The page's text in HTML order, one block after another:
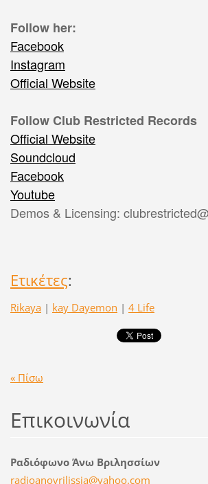
Follow her:
Facebook
Instagram
Official Website
Follow Club Restricted Records
Official Website
Soundcloud
Facebook
Youtube
Demos & Licensing:
Ετικέτες:
Rikaya | kay Dayemon | 4 Life
« Πίσω
Επικοινωνία
Ραδιόφωνο Άνω Βριλησσίων
radioanovrilissia@yahoo.com